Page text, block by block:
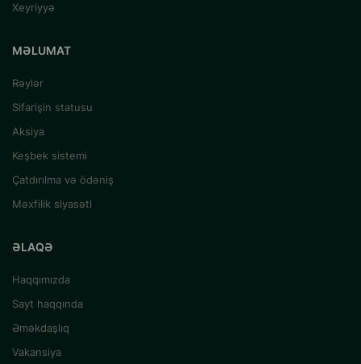
Xeyriyyə
MƏLUMAT
Rəylər
Sifarişin statusu
Aksiya
Keşbek sistemi
Çatdırılma və ödəniş
Məxfilik siyasəti
ƏLAQƏ
Haqqımızda
Sayt haqqında
Əməkdaşlıq
Vakansiya